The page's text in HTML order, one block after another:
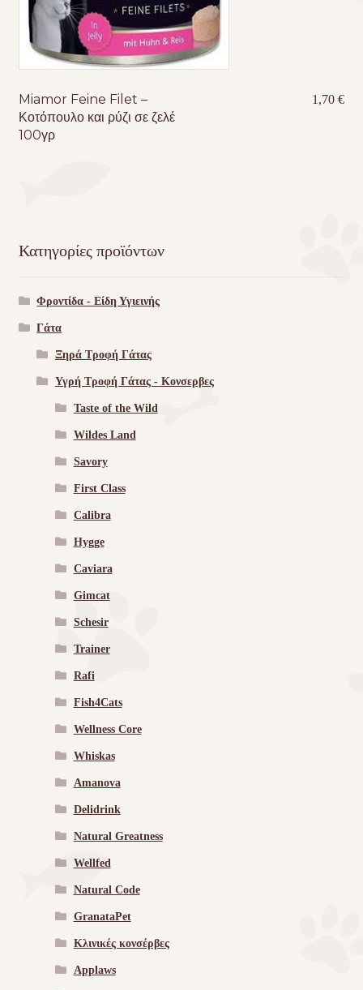
Miamor Feine Filet –
Κοτόπουλο και ρύζι σε ζελέ
100γρ
1,70€
Κατηγορίες προϊόντων
Φροντίδα - Είδη Υγιεινής
Γάτα
Ξηρά Τροφή Γάτας
Υγρή Τροφή Γάτας - Kονσερβες
Taste of the Wild
Wildes Land
Savory
First Class
Calibra
Hygge
Caviara
Gimcat
Schesir
Trainer
Rafi
Fish4Cats
Wellness Core
Whiskas
Amanova
Delidrink
Natural Greatness
Wellfed
Natural Code
GranataPet
Κλινικές κονσέρβες
Applaws